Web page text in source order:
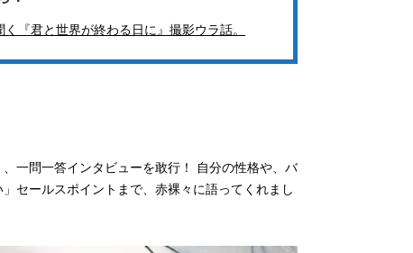
『君と世界が終わる日に』撮影ウラ話。
一問一答インタビューを敢行！ 自分の性格や、バ
セールスポイントまで、赤裸々に語ってくれまし